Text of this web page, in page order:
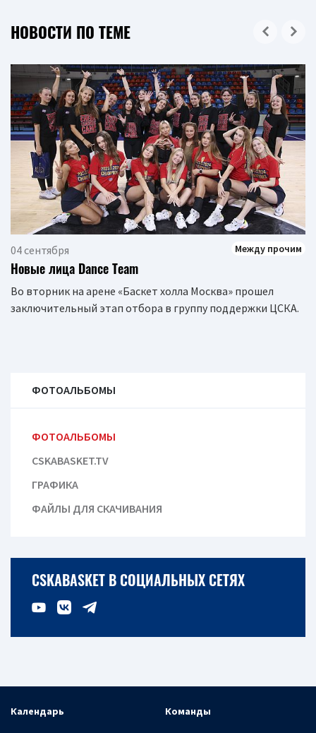
НОВОСТИ ПО ТЕМЕ
04 сентября Между прочим
Новые лица Dance Team
Во вторник на арене «Баскет холла Москва» прошел
заключительный этап отбора в группу поддержки ЦСКА.
ФОТОАЛЬБОМЫ
ФОТОАЛЬБОМЫ
CSKABASKET.TV
ГРАФИКА
ФАЙЛЫ ДЛЯ СКАЧИВАНИЯ
CSKABASKET В СОЦИАЛЬНЫХ СЕТЯХ
Календарь Команды